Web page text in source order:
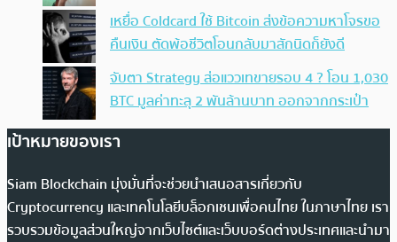
เหยื่อ Coldcard ใช้ Bitcoin ส่งข้อความหาโจรขอ
คืนเงิน ตัดพ้อชีวิตโอนกลับมาสักนิดก็ยังดี
จับตา Strategy ส่อแววเทขายรอบ 4 ? โอน 1,030
BTC มูลค่าทะลุ 2 พันล้านบาท ออกจากกระเป๋า
เป้าหมายของเรา
Siam Blockchain มุ่งมั่นที่จะช่วยนำเสนอสารเกี่ยวกับ
Cryptocurrency และเทคโนโลยีบล็อกเชนเพื่อคนไทย ในภาษาไทย เรา
รวบรวมข้อมูลส่วนใหญ่จากเว็บไซต์และเว็บบอร์ดต่างประเทศและนำมา